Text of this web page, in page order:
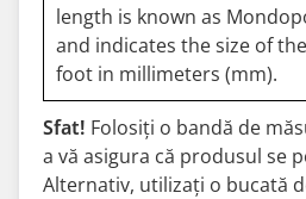
length is known as
and indicates the size of the
foot in millimeters (mm).
Sfat! Folosiți o bandă de
a vă asigura că produsul se
Alternativ, utilizați o bucată